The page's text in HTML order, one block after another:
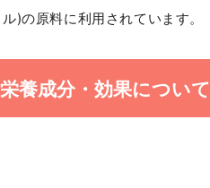
)の原料に利用されています。
養成分・効果について